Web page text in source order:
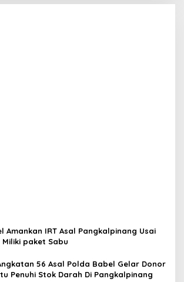
Amankan IRT Asal Pangkalpinang Usai
paket Sabu
56 Asal Polda Babel Gelar Donor
Penuhi Stok Darah Di Pangkalpinang